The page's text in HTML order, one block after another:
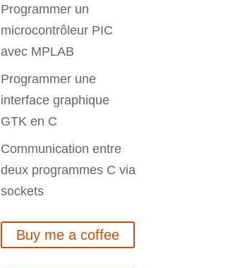
Programmer un
microcontrôleur PIC
avec MPLAB
Programmer une
interface graphique
GTK en C
Communication entre
deux programmes C via
sockets
Buy me a coffee